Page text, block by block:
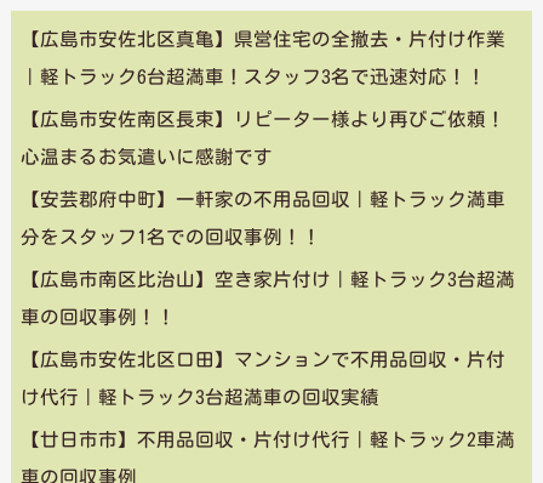
【広島市安佐北区真亀】県営住宅の全撤去・片付け作業
｜軽トラック6台超満車！スタッフ3名で迅速対応！！
【広島市安佐南区長束】リピーター様より再びご依頼！
心温まるお気遣いに感謝です
【安芸郡府中町】一軒家の不用品回収｜軽トラック満車
分をスタッフ1名での回収事例！！
【広島市南区比治山】空き家片付け｜軽トラック3台超満
車の回収事例！！
【広島市安佐北区口田】マンションで不用品回収・片付
け代行｜軽トラック3台超満車の回収実績
【廿日市市】不用品回収・片付け代行｜軽トラック2車満
車の回収事例